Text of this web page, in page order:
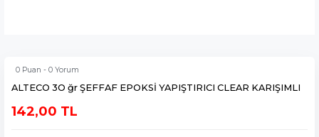
0 Puan - 0 Yorum
ALTECO 3O ğr ŞEFFAF EPOKSİ YAPIŞTIRICI CLEAR KARIŞIMLI
142,00 TL